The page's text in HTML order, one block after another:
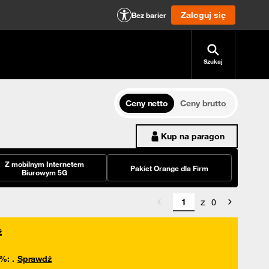
Bez barier Zaloguj się
Szukaj
Ceny netto
Ceny brutto
Kup na paragon
Z mobilnym Internetem
Biurowym 5G
Pakiet Orange dla Firm
z 0
: . Sprawdź